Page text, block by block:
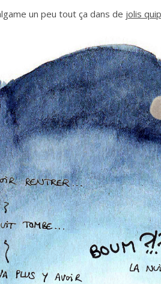
un peu tout ça dans de jolis